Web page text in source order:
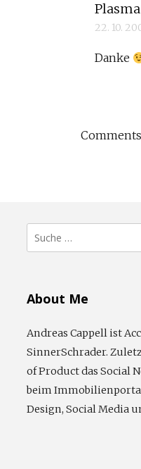
Plasma
22. 10.
Danke
Suche
nach:
About Me
Andreas Cappell ist
SinnerSchrader.
of Product das Social
beim
Design, Social Media